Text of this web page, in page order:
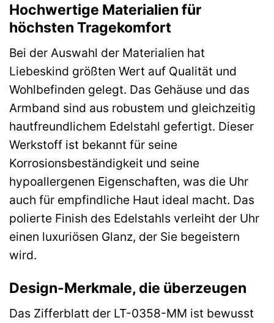
Hochwertige Materialien für
höchsten Tragekomfort
Bei der Auswahl der Materialien hat
Liebeskind größten Wert auf Qualität und
Wohlbefinden gelegt. Das Gehäuse und das
Armband sind aus robustem und gleichzeitig
hautfreundlichem Edelstahl gefertigt. Dieser
Werkstoff ist bekannt für seine
Korrosionsbeständigkeit und seine
hypoallergenen Eigenschaften, was die Uhr
auch für empfindliche Haut ideal macht. Das
polierte Finish des Edelstahls verleiht der Uhr
einen luxuriösen Glanz, der Sie begeistern
wird.
Design-Merkmale, die überzeugen
Das Zifferblatt der LT-0358-MM ist bewusst